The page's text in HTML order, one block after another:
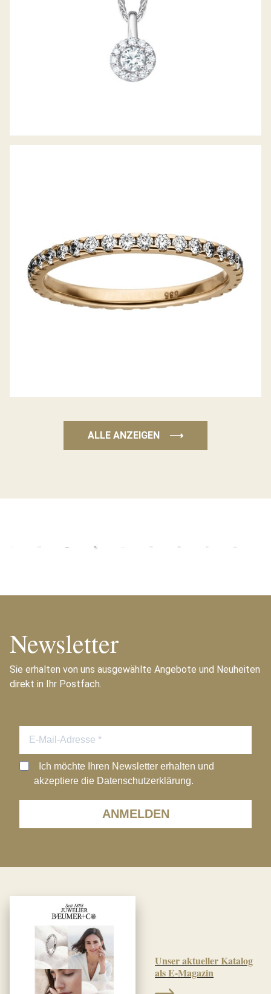
ALLE ANZEIGEN ⟶
Newsletter
Sie erhalten von uns ausgewählte Angebote und Neuheiten
direkt in Ihr Postfach.
ANMELDEN
Ich möchte Ihren Newsletter erhalten und
akzeptiere die Datenschutzerklärung.
Unser aktueller Katalog
als E-Magazin